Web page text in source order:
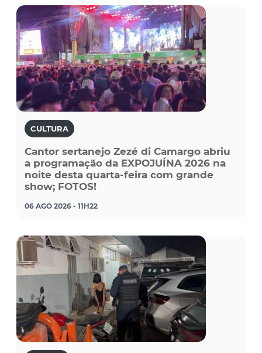
CULTURA
Cantor sertanejo Zezé di Camargo abriu
a programação da EXPOJUÍNA 2026 na
noite desta quarta-feira com grande
show; FOTOS!
06 AGO 2026 - 11H22